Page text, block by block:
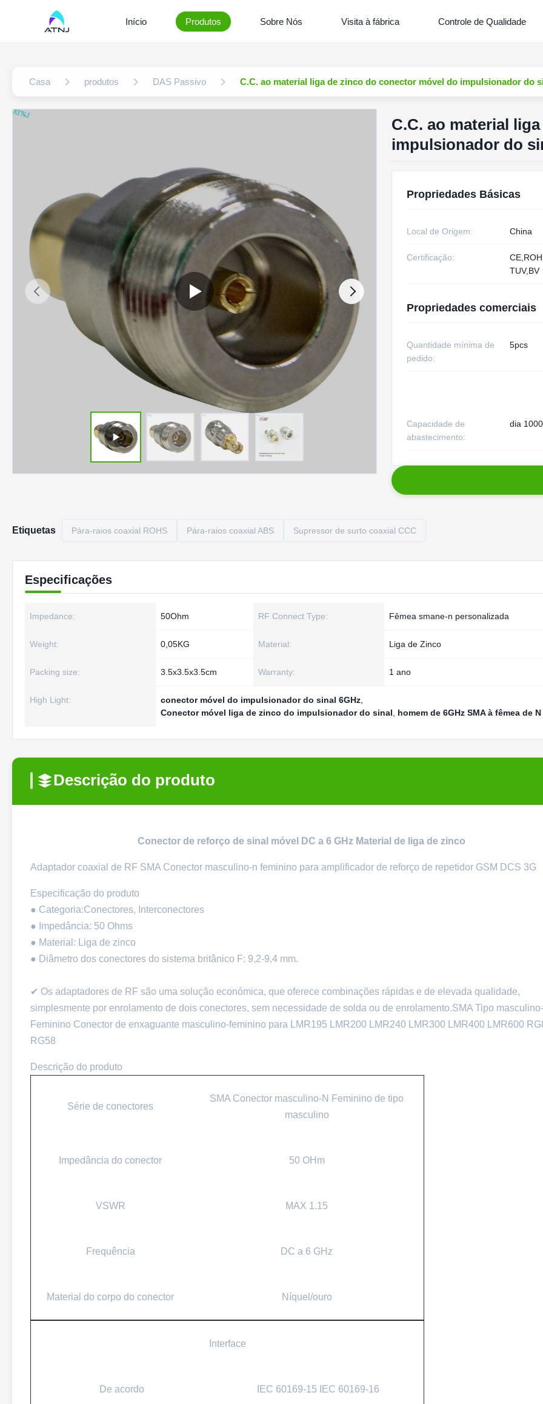
Início Produtos Sobre Nós Visita à fábrica Controle de Qualidade
Casa produtos DAS Passivo C.C. ao material liga de zinco do conector móvel do impulsionador do
C.C. ao material
impulsionador do
Propriedades Básicas
Local de Origem: China
Certificação:
TUV,BV
Propriedades comerciais
Quantidade mínima de
pedido:
5pcs
Capacidade de
abastecimento:
dia
Etiquetas Pára-raios coaxial ROHS Pára-raios coaxial ABS Supressor de surto coaxial CCC
Especificações
Impedance: 50Ohm RF Connect Type: Fêmea smane-n personalizada
Weight: 0,05KG Material: Liga de Zinco
Packing size: 3.5x3.5x3.5cm Warranty: 1 ano
High Light: conector móvel do impulsionador do sinal 6GHz
Conector móvel liga de zinco do impulsionador do sinal
homem de 6GHz SMA à fêmea de N
Descrição do produto
Conector de reforço de sinal móvel DC a 6 GHz Material de liga de zinco
Adaptador coaxial de RF SMA Conector masculino-n feminino para amplificador de reforço de repetidor GSM DCS 3G
Especificação do produto
● Categoria:Conectores, Interconectores
● Impedância: 50 Ohms
● Material: Liga de zinco
● Diâmetro dos conectores do sistema britânico F: 9,2-9,4 mm.
✔ Os adaptadores de RF são uma solução económica, que oferece combinações rápidas e de elevada qualidade,
simplesmente por enrolamento de dois conectores, sem necessidade de solda ou de enrolamento.SMA Tipo
Feminino Conector de enxaguante masculino-feminino para LMR195 LMR200 LMR240 LMR300 LMR400 LMR600
RG58
Descrição do produto
Série de conectores
SMA Conector masculino-N Feminino de tipo
masculino
Impedância do conector 50 OHm
VSWR MAX 1.15
Frequência DC a 6 GHz
Material do corpo do conector Níquel/ouro
Interface
De acordo IEC 60169-15 IEC 60169-16